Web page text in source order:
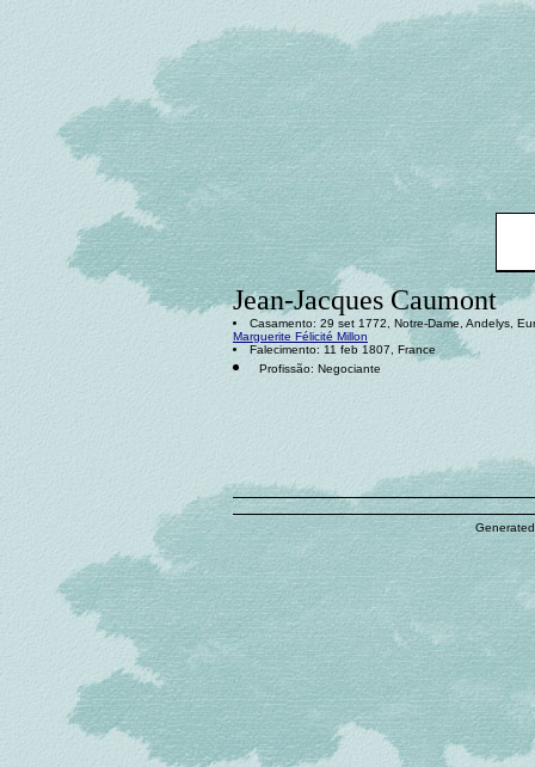
Jean-Jacques Caumont
Casamento: 29 set 1772, Notre-Dame, Andelys,
Marguerite Félicité Millon
Falecimento: 11 feb 1807, France
Profissão: Negociante